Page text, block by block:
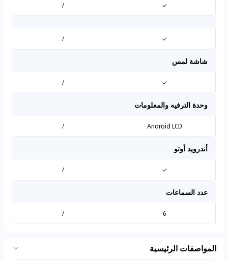
✓
/
✓
/
شاشة لمس
✓
/
وحدة الترفيه والمعلومات
Android LCD
/
أندرويد أوتو
✓
/
عدد السماعات
6
/
المواصفات الرئيسية